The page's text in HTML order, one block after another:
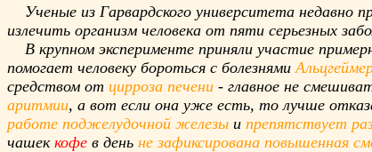
Ученые из Гарвардского университета недавно
излечить организм человека от пяти серьезных
В крупном эксперименте приняли участие
помогает человеку бороться с болезнями
средством от цирроза печени - главное не
аритмии, а вот если она уже есть, то лучше
работе поджелудочной железы и препятствует
чашек кофе в день не зафиксирована повышенная